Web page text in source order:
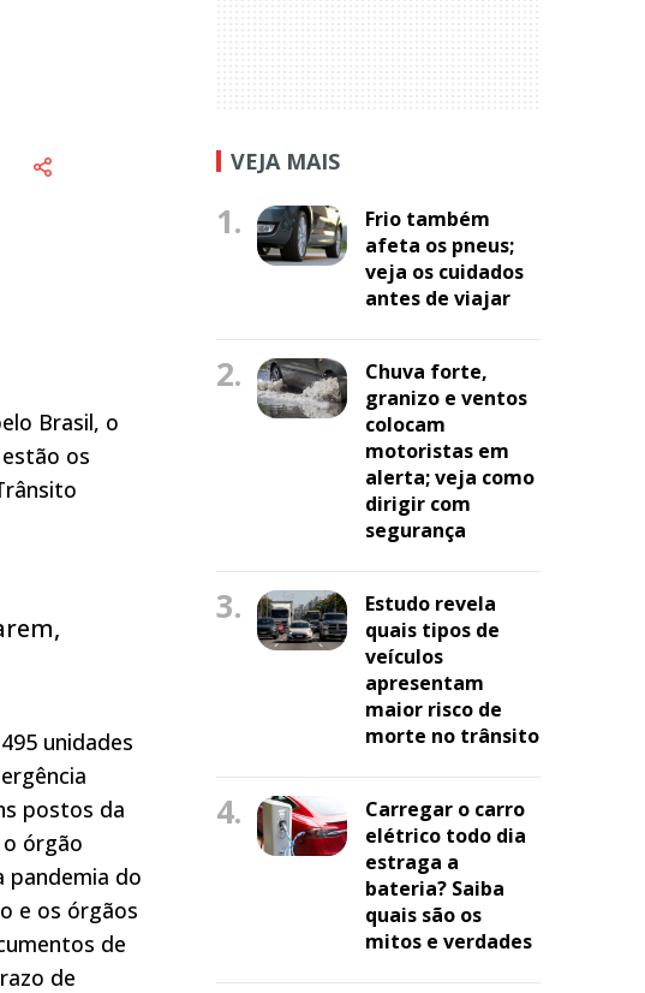
Brasil, o
os
unidades
postos da
órgão
pandemia do
e os órgãos
de
de
VEJA MAIS
1.
Frio também
afeta os pneus;
veja os cuidados
antes de viajar
2.
Chuva forte,
granizo e ventos
colocam
motoristas em
alerta; veja como
dirigir com
segurança
3.
Estudo revela
quais tipos de
veículos
apresentam
maior risco de
morte no trânsito
4.
Carregar o carro
elétrico todo dia
estraga a
bateria? Saiba
quais são os
mitos e verdades